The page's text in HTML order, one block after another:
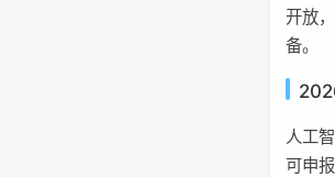
开放
备。
人工
可申